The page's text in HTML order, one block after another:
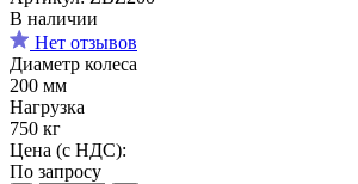
В наличии
Нет отзывов
Диаметр колеса
200 мм
Нагрузка
750 кг
Цена (с НДС):
По запросу